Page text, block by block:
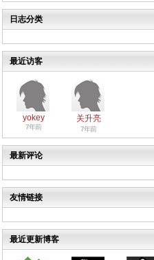
日志分类
最近访客
yokey
7年前
关升亮
7年前
最新评论
友情链接
最近更新博客